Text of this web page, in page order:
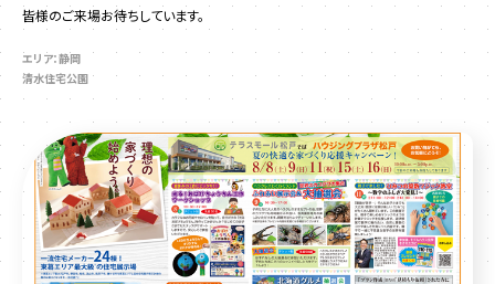
皆様のご来場お待ちしています。
エリア：静岡
清水住宅公園